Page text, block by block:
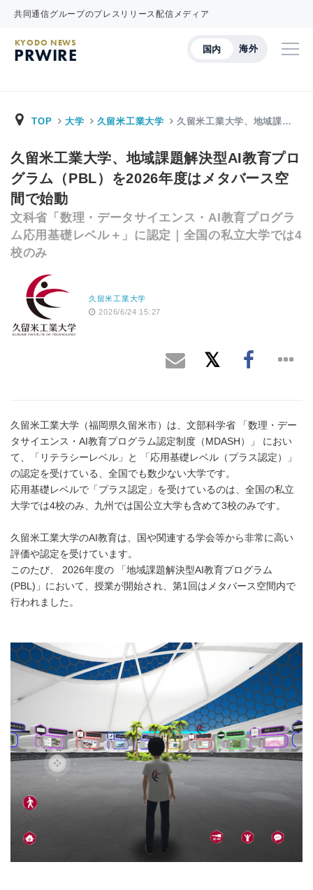
共同通信グループのプレスリリース配信メディア
国内 海外
KYODO NEWS
PRWIRE
TOP 大学 久留米工業大学 久留米工業大学、地域課…
久留米工業大学、地域課題解決型AI教育プロ
グラム（PBL）を2026年度はメタバース空
間で始動
文科省「数理・データサイエンス・AI教育プログラ
ム応用基礎レベル＋」に認定｜全国の私立大学では4
校のみ
久留米工業大学
2026/6/24 15:27
久留米工業大学（福岡県久留米市）は、文部科学省 「数理・デー
タサイエンス・AI教育プログラム認定制度（MDASH）」 におい
て、「リテラシーレベル」と 「応用基礎レベル（プラス認定）」
の認定を受けている、全国でも数少ない大学です。
応用基礎レベルで「プラス認定」を受けているのは、全国の私立
大学では4校のみ、九州では国公立大学も含めて3校のみです。
久留米工業大学のAI教育は、国や関連する学会等から非常に高い
評価や認定を受けています。
このたび、 2026年度の 「地域課題解決型AI教育プログラム
(PBL)」において、授業が開始され、第1回はメタバース空間内で
行われました。